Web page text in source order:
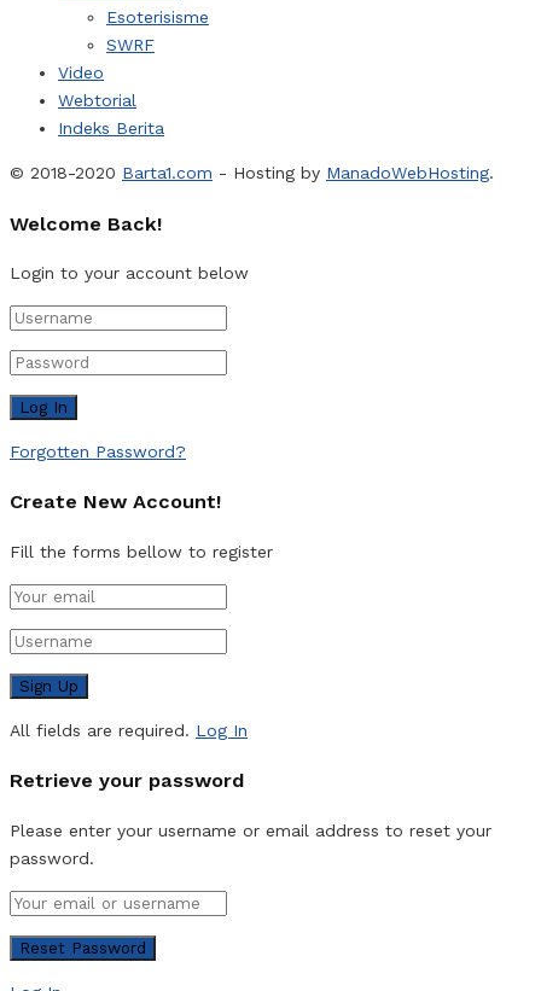
Esoterisisme
SWRF
Video
Webtorial
Indeks Berita
© 2018-2020 Barta1.com - Hosting by ManadoWebHosting.
Welcome Back!
Login to your account below
Forgotten Password?
Create New Account!
Fill the forms bellow to register
All fields are required. Log In
Retrieve your password
Please enter your username or email address to reset your
password.